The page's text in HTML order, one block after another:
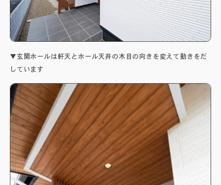
▼玄関ホールは軒天とホール天井の木目の向きを変えて動きをだ
しています